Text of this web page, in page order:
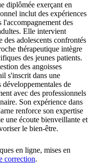
diplômée exerçant en
inclut des expériences
l'accompagnement des
Elle intervient
des adolescents confrontés
thérapeutique intègre
des jeunes patients.
des angoisses
s'inscrit dans une
développementales de
avec des professionnels
Son expérience dans
renforce son expertise
une écoute bienveillante et
le bien-être.
en ligne, mises en
correction.